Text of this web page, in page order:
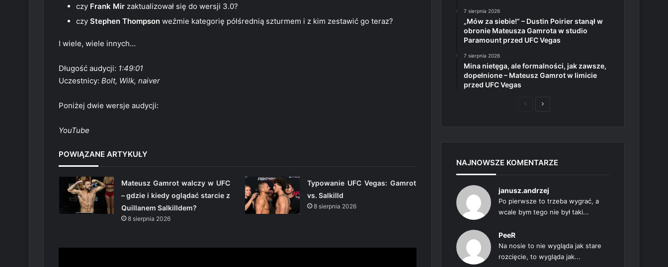
czy Frank Mir zaktualizował się do wersji 3.0?
czy Stephen Thompson weźmie kategorię półśrednią szturmem i z kim zestawić go teraz?
I wiele, wiele innych…
Długość audycji: 1:49:01
Uczestnicy: Bolt, Wilk, naiver
Poniżej dwie wersje audycji:
YouTube
POWIĄZANE ARTYKUŁY
Mateusz Gamrot walczy w UFC
– gdzie i kiedy oglądać starcie z
Quillanem Salkilldem?
8 sierpnia 2026
Typowanie UFC Vegas: Gamrot
vs. Salkilld
8 sierpnia 2026
7 sierpnia 2026
„Mów za siebie!” – Dustin Poirier stanął w
obronie Mateusza Gamrota w studio
Paramount przed UFC Vegas
7 sierpnia 2026
Mina nietęga, ale formalności, jak zawsze,
dopełnione – Mateusz Gamrot w limicie
przed UFC Vegas
PoprzedniaNastępna
NAJNOWSZE KOMENTARZE
janusz.andrzej
Po pierwsze to trzeba wygrać, a
wcale bym tego nie był taki...
PeeR
Na nosie to nie wygląda jak stare
rozcięcie, to wygląda jak...